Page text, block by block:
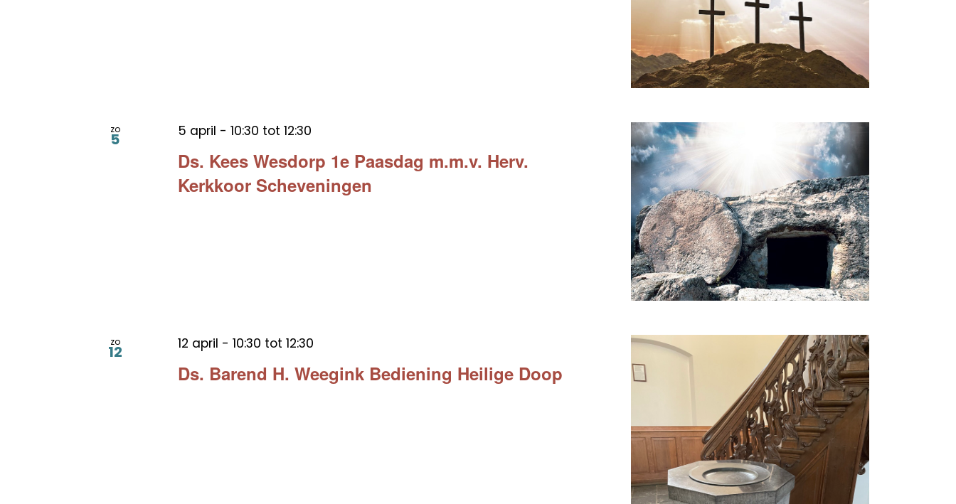
zo
5
Ds. Kees Wesdorp 1e Paasdag m.m.v. Herv.
Kerkkoor Scheveningen
5 april - 10:30 tot 12:30
zo
12
Ds. Barend H. Weegink Bediening Heilige Doop
12 april - 10:30 tot 12:30